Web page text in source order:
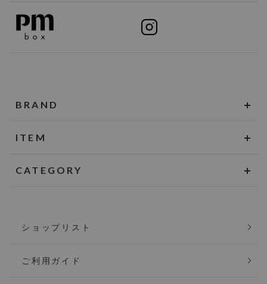
BRAND
ITEM
CATEGORY
ショップリスト
ご利用ガイド